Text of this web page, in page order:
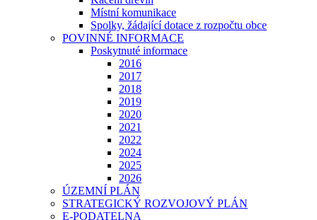
Místní komunikace
Spolky, žádající dotace z rozpočtu obce
POVINNÉ INFORMACE
Poskytnuté informace
2016
2017
2018
2019
2020
2021
2022
2024
2025
2026
ÚZEMNÍ PLÁN
STRATEGICKÝ ROZVOJOVÝ PLÁN
E-PODATELNA